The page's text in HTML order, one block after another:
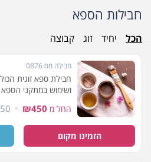
חבילות הספא
הכל יחיד זוג קבוצה
חבילה מס 0876
ושימוש במתקני הספא
החל מ ₪450 50 דקות
הזמינו מקום